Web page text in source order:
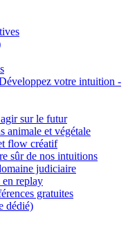
votre intuition -
sur le futur
animale et végétale
flow créatif
sûr de nos intuitions
judiciaire
en replay
gratuites
dédié)